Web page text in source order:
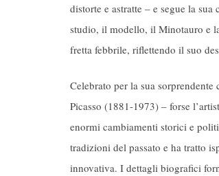
distorte e astratte – e segue la
studio, il modello, il Minotauro e
fretta febbrile, riflettendo il suo
Celebrato per la sua
Picasso (1881-1973) – forse
enormi cambiamenti storici e
tradizioni del passato e ha tratto
innovativa. I dettagli biografici